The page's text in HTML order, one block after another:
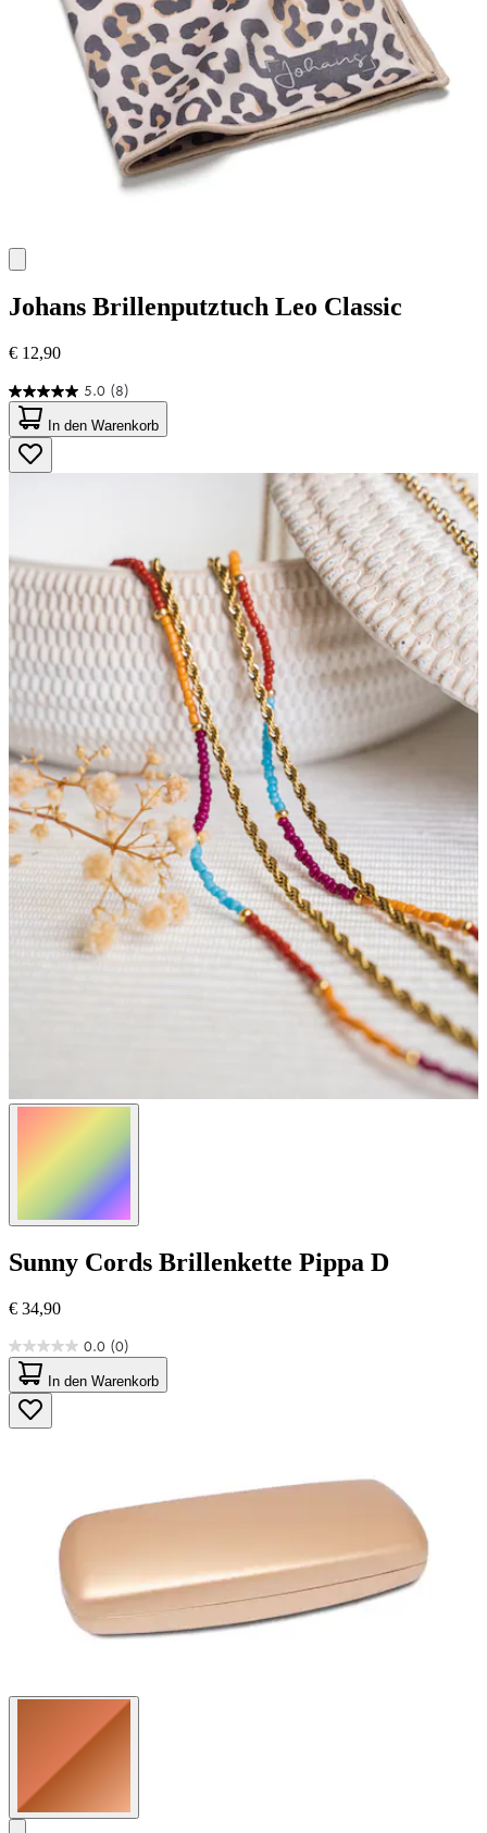
Johans Brillenputztuch Leo Classic
€ 12,90
5.0 (8)
5.0
von
5
Sternen.
8
In den Warenkorb
Sunny Cords Brillenkette Pippa D
€ 34,90
0.0 (0)
0.0
von
5
Sternen.
In den Warenkorb